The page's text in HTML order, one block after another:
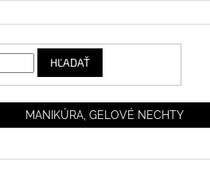
HĽADAŤ
MANIKÚRA, GELOVÉ NECHTY